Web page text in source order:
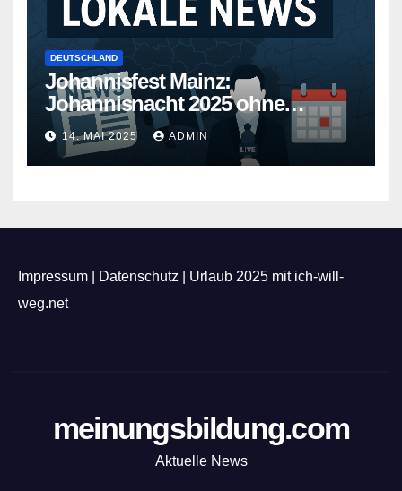
DEUTSCHLAND
Johannisfest Mainz:
Johannisnacht 2025 ohne
Feuerwerk
14. MAI 2025 ADMIN
Impressum Datenschutz
Urlaub 2025 mit ich-will-
weg.net
meinungsbildung.com
Aktuelle News